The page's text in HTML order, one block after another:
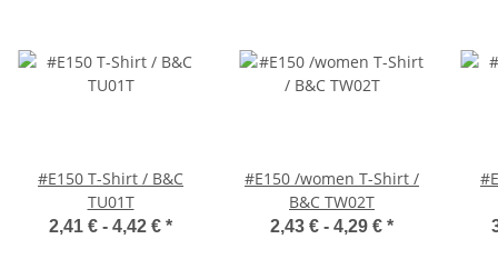
#E150 T-Shirt / B&C
TU01T
2,41 € - 4,42 € *
#E150 /women T-Shirt /
B&C TW02T
2,43 € - 4,29 € *